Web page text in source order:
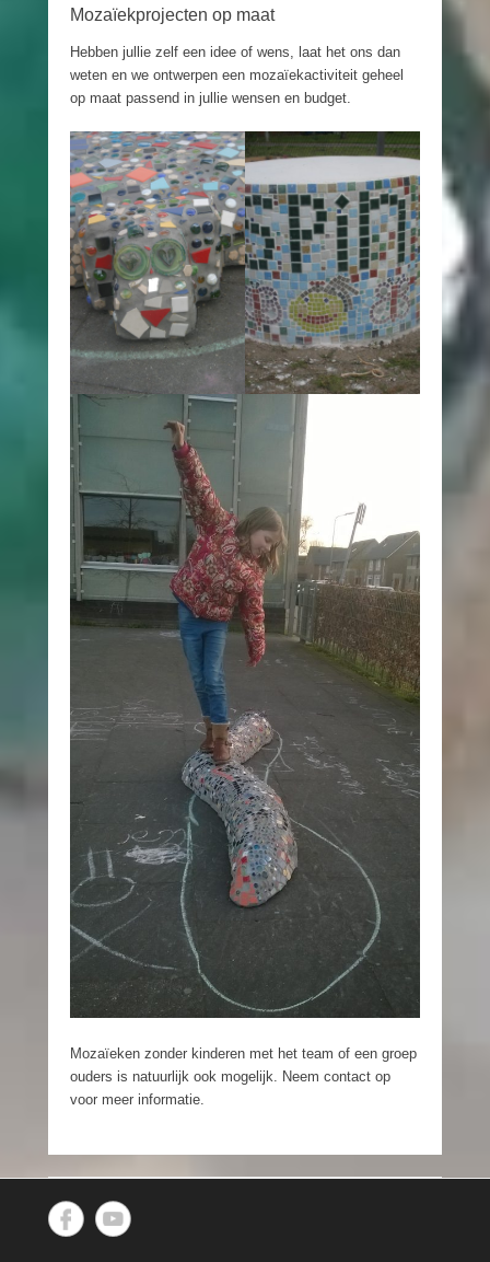
Mozaïekprojecten op maat
Hebben jullie zelf een idee of wens, laat het ons dan
weten en we ontwerpen een mozaïekactiviteit geheel
op maat passend in jullie wensen en budget.
Mozaïeken zonder kinderen met het team of een groep
ouders is natuurlijk ook mogelijk. Neem contact op
voor meer informatie.